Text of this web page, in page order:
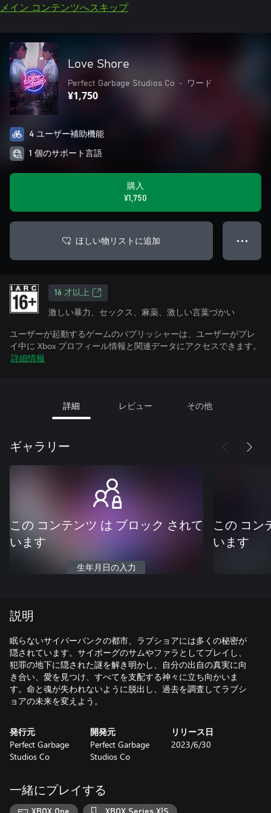
メイン コンテンツへスキップ
Love Shore
Perfect Garbage Studios Co • ワード
¥1,750
4 ユーザー補助機能
1 個のサポート言語
購入
¥1,750
ほしい物リストに追加 ● ● ●
16 才以上
激しい暴力、セックス、麻薬、激しい言葉づかい
ユーザーが起動するゲームのパブリッシャーは、ユーザーがプレ
イ中に Xbox プロフィール情報と関連データにアクセスできます。
詳細情報
詳細 レビュー その他
ギャラリー
この コンテンツ は ブロック されて
います
生年月日の入力
この コン
います
説明
眠らないサイバーパンクの都市、ラブショアには多くの秘密が
隠されています。サイボーグのサムやファラとしてプレイし、
犯罪の地下に隠された謎を解き明かし、自分の出自の真実に向
き合い、愛を見つけ、すべてを支配する神々に立ち向かいま
す。命と魂が失われないように脱出し、過去を調査してラブシ
ョアの未来を変えよう。
発行元
Perfect Garbage
Studios Co
開発元
Perfect Garbage
Studios Co
リリース日
2023/6/30
一緒にプレイする